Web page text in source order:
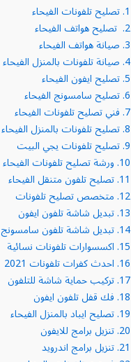
1. تصليح تلفونات الفيحاء
2. تصليح هواتف الفيحاء
3. صيانة هواتف الفيحاء
4. صيانة تلفونات بالمنزل الفيحاء
5. تصليح ايفون الفيحاء
6. تصليح سامسونج الفيحاء
7. فني تصليح تلفونات الفيحاء
8. تصليح تلفونات بالمنزل الفيحاء
9. تصليح تلفونات يجي البيت
10. ورشة تصليح تلفونات الفيحاء
11. تصليح تلفون متنقل الفيحاء
12. متخصص تصليح تلفونات
13. تبديل شاشة تلفون ايفون
14. تبديل شاشة تلفون سامسونج
15. اكسسوارات تلفونات نسائية
16. احدث كفرات تلفونات 2021
17. تركيب حماية شاشة للتلفون
18. فك قفل تلفون ايفون
19. تصليح ايباد بالمنزل الفيحاء
20. تنزيل برامج للايفون
21. تنزيل برامج اندرويد